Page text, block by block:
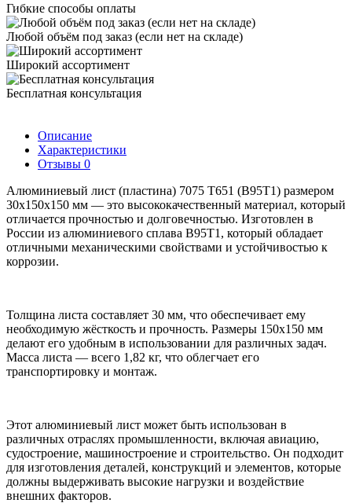
Гибкие способы оплаты
Любой объём под заказ (если нет на складе)
Широкий ассортимент
Бесплатная консультация
Описание
Характеристики
Отзывы 0
Алюминиевый лист (пластина) 7075 Т651 (В95Т1) размером
30х150х150 мм — это высококачественный материал, который
отличается прочностью и долговечностью. Изготовлен в
России из алюминиевого сплава В95Т1, который обладает
отличными механическими свойствами и устойчивостью к
коррозии.
Толщина листа составляет 30 мм, что обеспечивает ему
необходимую жёсткость и прочность. Размеры 150х150 мм
делают его удобным в использовании для различных задач.
Масса листа — всего 1,82 кг, что облегчает его
транспортировку и монтаж.
Этот алюминиевый лист может быть использован в
различных отраслях промышленности, включая авиацию,
судостроение, машиностроение и строительство. Он подходит
для изготовления деталей, конструкций и элементов, которые
должны выдерживать высокие нагрузки и воздействие
внешних факторов.